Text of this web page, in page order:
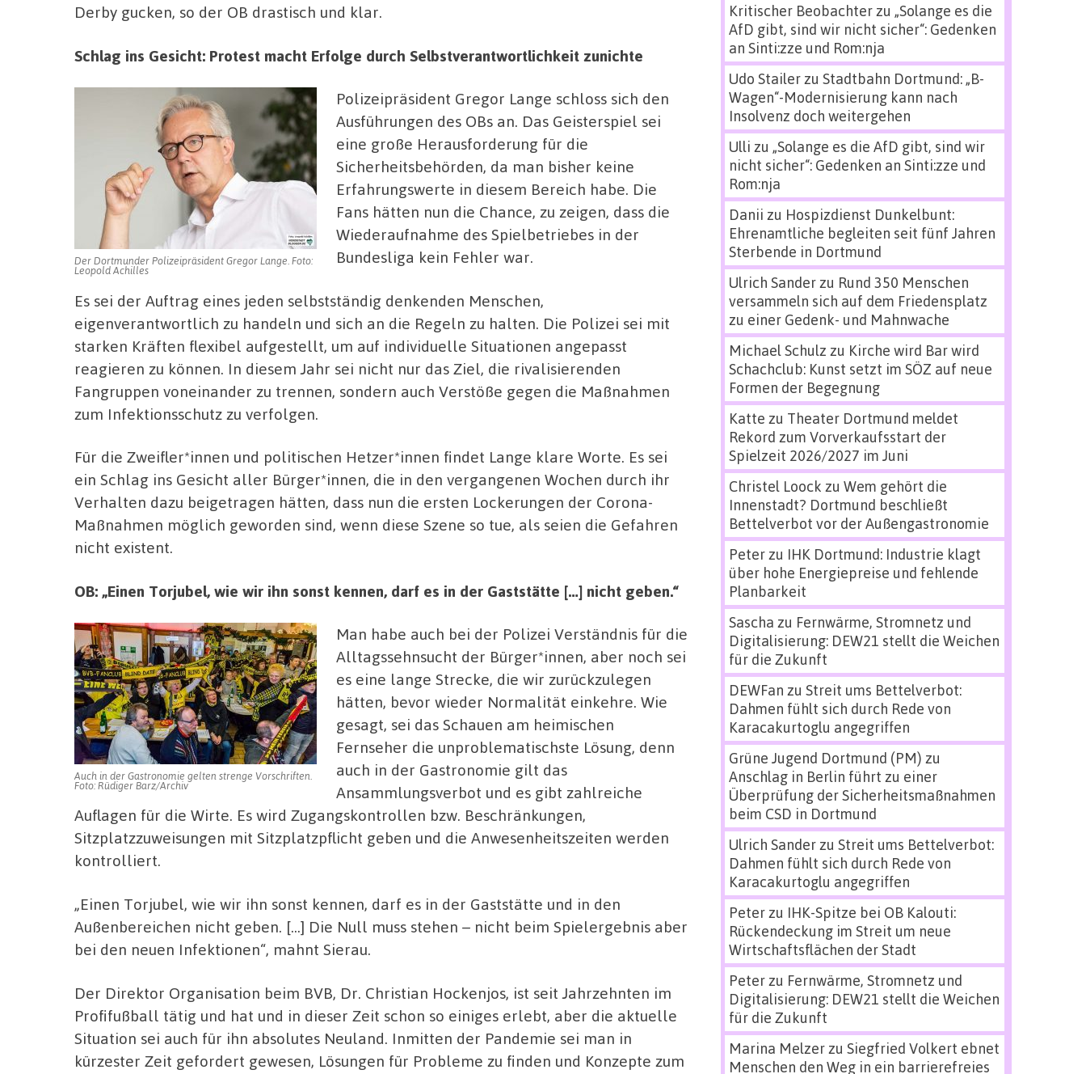
Derby gucken, so der OB drastisch und klar.
Schlag ins Gesicht: Protest macht Erfolge durch Selbstverantwortlichkeit zunichte
Der Dortmunder Polizeipräsident Gregor Lange. Foto:
Leopold Achilles
Polizeipräsident Gregor Lange schloss sich den
Ausführungen des OBs an. Das Geisterspiel sei
eine große Herausforderung für die
Sicherheitsbehörden, da man bisher keine
Erfahrungswerte in diesem Bereich habe. Die
Fans hätten nun die Chance, zu zeigen, dass die
Wiederaufnahme des Spielbetriebes in der
Bundesliga kein Fehler war.
Es sei der Auftrag eines jeden selbstständig denkenden Menschen,
eigenverantwortlich zu handeln und sich an die Regeln zu halten. Die Polizei sei mit
starken Kräften flexibel aufgestellt, um auf individuelle Situationen angepasst
reagieren zu können. In diesem Jahr sei nicht nur das Ziel, die rivalisierenden
Fangruppen voneinander zu trennen, sondern auch Verstöße gegen die Maßnahmen
zum Infektionsschutz zu verfolgen.
Für die Zweifler*innen und politischen Hetzer*innen findet Lange klare Worte. Es sei
ein Schlag ins Gesicht aller Bürger*innen, die in den vergangenen Wochen durch ihr
Verhalten dazu beigetragen hätten, dass nun die ersten Lockerungen der Corona-
Maßnahmen möglich geworden sind, wenn diese Szene so tue, als seien die Gefahren
nicht existent.
OB: „Einen Torjubel, wie wir ihn sonst kennen, darf es in der Gaststätte […] nicht geben.“
Auch in der Gastronomie gelten strenge Vorschriften.
Foto: Rüdiger Barz/Archiv
Man habe auch bei der Polizei Verständnis für die
Alltagssehnsucht der Bürger*innen, aber noch sei
es eine lange Strecke, die wir zurückzulegen
hätten, bevor wieder Normalität einkehre. Wie
gesagt, sei das Schauen am heimischen
Fernseher die unproblematischste Lösung, denn
auch in der Gastronomie gilt das
Ansammlungsverbot und es gibt zahlreiche
Auflagen für die Wirte. Es wird Zugangskontrollen bzw. Beschränkungen,
Sitzplatzzuweisungen mit Sitzplatzpflicht geben und die Anwesenheitszeiten werden
kontrolliert.
„Einen Torjubel, wie wir ihn sonst kennen, darf es in der Gaststätte und in den
Außenbereichen nicht geben. […] Die Null muss stehen – nicht beim Spielergebnis aber
bei den neuen Infektionen“, mahnt Sierau.
Der Direktor Organisation beim BVB, Dr. Christian Hockenjos, ist seit Jahrzehnten im
Profifußball tätig und hat und in dieser Zeit schon so einiges erlebt, aber die aktuelle
Situation sei auch für ihn absolutes Neuland. Inmitten der Pandemie sei man in
kürzester Zeit gefordert gewesen, Lösungen für Probleme zu finden und Konzepte zum
Kritischer Beobachterzu „Solange es die
AfD gibt, sind wir nicht sicher“: Gedenken
an Sinti:zze und Rom:nja
Udo Stailerzu Stadtbahn Dortmund: „B-
Wagen“-Modernisierung kann nach
Insolvenz doch weitergehen
Ulli zu „Solange es die AfD gibt, sind wir
nicht sicher“: Gedenken an Sinti:zze und
Rom:nja
Danii zu Hospizdienst Dunkelbunt:
Ehrenamtliche begleiten seit fünf Jahren
Sterbende in Dortmund
Ulrich Sanderzu Rund 350 Menschen
versammeln sich auf dem Friedensplatz
zu einer Gedenk- und Mahnwache
Michael Schulz zu Kirche wird Bar wird
Schachclub: Kunst setzt im SÖZ auf neue
Formen der Begegnung
Katte zu Theater Dortmund meldet
Rekord zum Vorverkaufsstart der
Spielzeit 2026/2027 im Juni
Christel Loock zu Wem gehört die
Innenstadt? Dortmund beschließt
Bettelverbot vor der Außengastronomie
Peterzu IHK Dortmund: Industrie klagt
über hohe Energiepreise und fehlende
Planbarkeit
Sascha zu Fernwärme, Stromnetz und
Digitalisierung: DEW21 stellt die Weichen
für die Zukunft
DEWFan zu Streit ums Bettelverbot:
Dahmen fühlt sich durch Rede von
Karacakurtoglu angegriffen
Grüne Jugend Dortmund (PM) zu
Anschlag in Berlin führt zu einer
Überprüfung der Sicherheitsmaßnahmen
beim CSD in Dortmund
Ulrich Sanderzu Streit ums Bettelverbot:
Dahmen fühlt sich durch Rede von
Karacakurtoglu angegriffen
Peterzu IHK-Spitze bei OB Kalouti:
Rückendeckung im Streit um neue
Wirtschaftsflächen der Stadt
Peterzu Fernwärme, Stromnetz und
Digitalisierung: DEW21 stellt die Weichen
für die Zukunft
Marina Melzerzu Siegfried Volkert ebnet
Menschen den Weg in ein barrierefreies